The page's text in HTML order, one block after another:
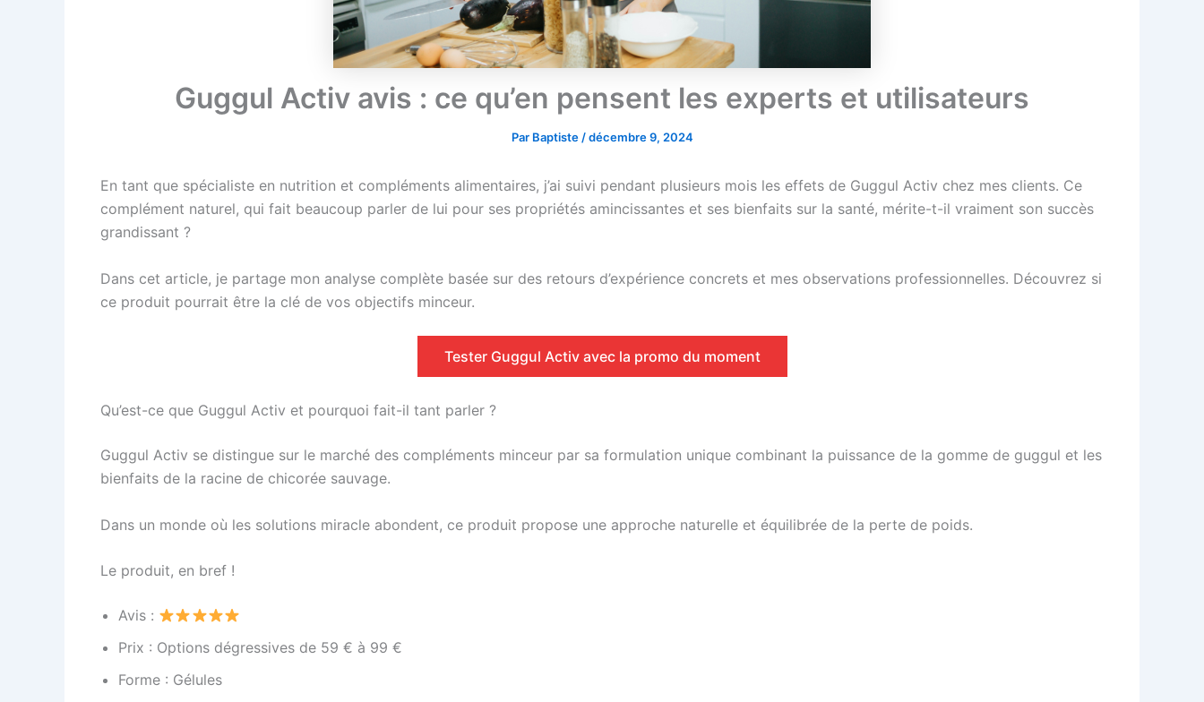
Guggul Activ avis : ce qu’en pensent les experts et utilisateurs
Par Baptiste /décembre 9, 2024
En tant que spécialiste en nutrition et compléments alimentaires, j’ai suivi pendant plusieurs mois les effets de Guggul Activ chez mes clients. Ce
complément naturel, qui fait beaucoup parler de lui pour ses propriétés amincissantes et ses bienfaits sur la santé, mérite-t-il vraiment son succès
grandissant ?
Dans cet article, je partage mon analyse complète basée sur des retours d’expérience concrets et mes observations professionnelles. Découvrez si
ce produit pourrait être la clé de vos objectifs minceur.
Tester Guggul Activ avec la promo du moment
Qu’est-ce que Guggul Activ et pourquoi fait-il tant parler ?
Guggul Activ se distingue sur le marché des compléments minceur par sa formulation unique combinant la puissance de la gomme de guggul et les
bienfaits de la racine de chicorée sauvage.
Dans un monde où les solutions miracle abondent, ce produit propose une approche naturelle et équilibrée de la perte de poids.
Le produit, en bref !
Avis :
Prix : Options dégressives de 59 € à 99 €
Forme : Gélules